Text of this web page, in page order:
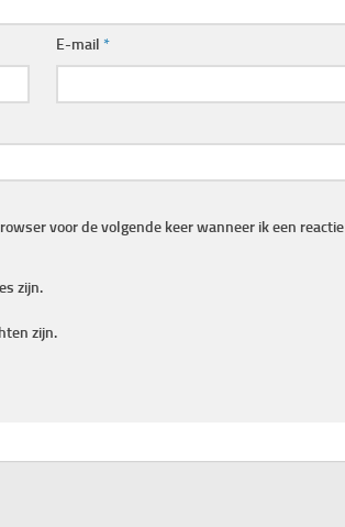
E-mail*
voor de volgende keer wanneer ik een reactie
zijn.
zijn.